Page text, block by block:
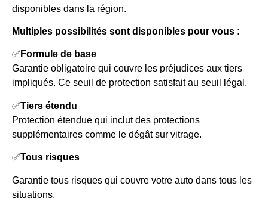
disponibles dans la région.
Multiples possibilités sont disponibles pour vous :
✅ Formule de base
Garantie obligatoire qui couvre les préjudices aux tiers
impliqués. Ce seuil de protection satisfait au seuil légal.
✅Tiers étendu
Protection étendue qui inclut des protections
supplémentaires comme le dégât sur vitrage.
✅Tous risques
Garantie tous risques qui couvre votre auto dans tous les
situations.